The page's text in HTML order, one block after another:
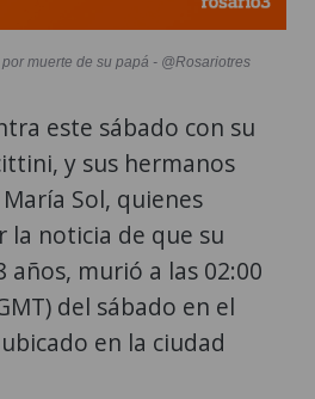
muerte de su papá - @Rosariotres
este sábado con su
y sus hermanos
Sol, quienes
noticia de que su
años, murió a las 02:00
del sábado en el
en la ciudad